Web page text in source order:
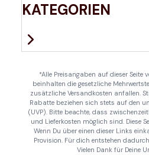
KATEGORIEN
*Alle Preisangaben auf dieser Seite
beinhalten die gesetzliche
zusätzliche Versandkosten anfallen.
Rabatte beziehen sich stets auf den
(UVP). Bitte beachte, dass
und Lieferkosten möglich sind. Diese
Wenn Du über einen dieser Links
Provision. Für dich entstehen
Vielen Dank für Deine